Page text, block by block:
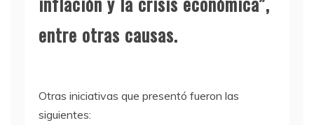
entre otras causas.
Otras iniciativas que presentó fueron las
siguientes: